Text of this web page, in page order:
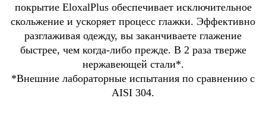
покрытие EloxalPlus обеспечивает исключительное
скольжение и ускоряет процесс глажки. Эффективно
разглаживая одежду, вы заканчиваете глажение
быстрее, чем когда-либо прежде. В 2 раза тверже
нержавеющей стали*.
*Внешние лабораторные испытания по сравнению с
AISI 304.